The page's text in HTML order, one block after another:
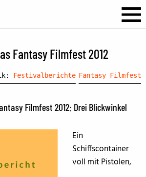
Fantasy Filmfest 2012
Festivalberichte Fantasy Filmfest
Filmfest 2012: Drei Blickwinkel
Ein
Schiffscontainer
voll mit Pistolen,